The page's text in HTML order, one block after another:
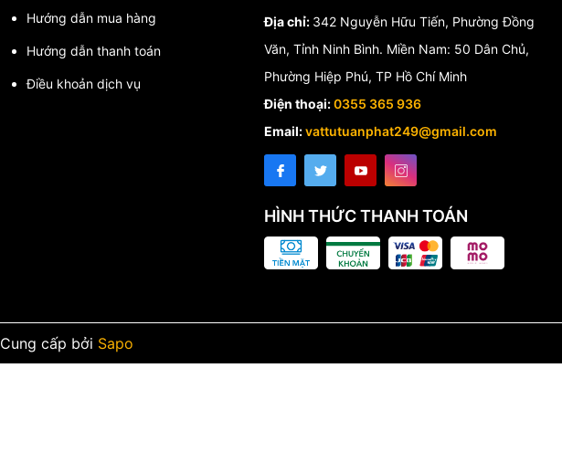
Hướng dẫn mua hàng
Hướng dẫn thanh toán
Điều khoản dịch vụ
Địa chỉ: 342 Nguyễn Hữu Tiến, Phường Đồng
Văn, Tỉnh Ninh Bình. Miền Nam: 50 Dân Chủ,
Phường Hiệp Phú, TP Hồ Chí Minh
Điện thoại:0355 365 936
Email:vattutuanphat249@gmail.com
HÌNH THỨC THANH TOÁN
Cung cấp bởi Sapo